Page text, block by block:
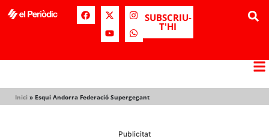
SUBSCRIU-
T'HI
Inici » Esqui Andorra Federació Supergegant
Publicitat